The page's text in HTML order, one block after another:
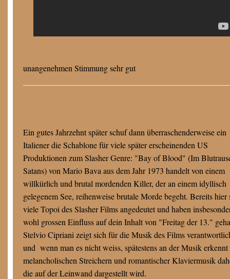
unangenehmen Stimmung sehr gut
Ein gutes Jahrzehnt später schuf dann überraschenderweise ein
Italiener die Schablone für viele später erscheinenden US
Produktionen zum Slasher Genre: "Bay of Blood" (Im
Satans) von Mario Bava aus dem Jahr 1973 handelt von einem
willkürlich und brutal mordenden Killer, der an einem idyllisch
gelegenem See, reihenweise brutale Morde begeht. Bereits hier
viele Topoi des Slasher Films angedeutet und haben
wohl grossen Einfluss auf dein Inhalt von "Freitag der 13."
Stelvio Cipriani zeigt sich für die Musik des Films
und wenn man es nicht weiss, spätestens an der Musik
melancholischen Streichern und romantischer Klaviermusik
die auf der Leinwand dargestellt wird.